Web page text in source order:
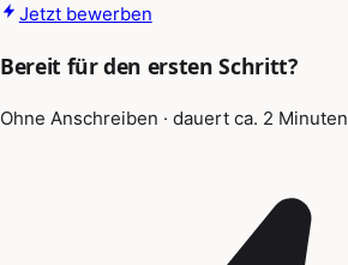
Jetzt bewerben
Bereit für den ersten Schritt?
Ohne Anschreiben · dauert ca. 2 Minuten